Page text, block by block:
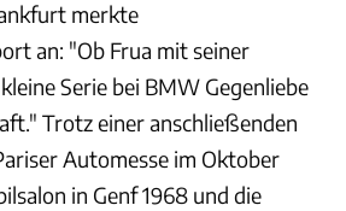
merkte
an: "Ob Frua mit seiner
Serie bei BMW Gegenliebe
Trotz einer anschließenden
Automesse im Oktober
in Genf 1968 und die